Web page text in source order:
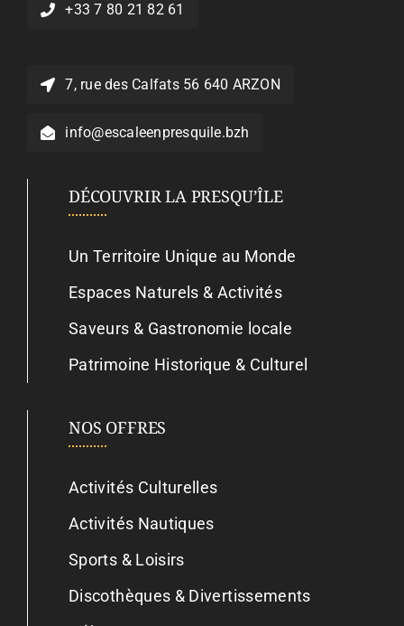
+33 7 80 21 82 61
7, rue des Calfats 56 640 ARZON
info@escaleenpresquile.bzh
DÉCOUVRIR LA PRESQU’ÎLE
Un Territoire Unique au Monde
Espaces Naturels & Activités
Saveurs & Gastronomie locale
Patrimoine Historique & Culturel
NOS OFFRES
Activités Culturelles
Activités Nautiques
Sports & Loisirs
Discothèques & Divertissements